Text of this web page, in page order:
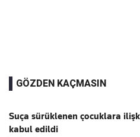
GÖZDEN KAÇMASIN
Suça sürüklenen çocuklara
kabul edildi